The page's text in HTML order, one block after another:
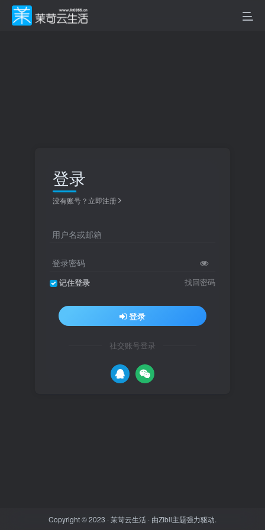
登录
没有账号？立即注册
用户名或邮箱
登录密码
记住登录 找回密码
登录
社交账号登录
Copyright © 2023 ·茉苛云生活 · 由Zibll主题强力驱动.